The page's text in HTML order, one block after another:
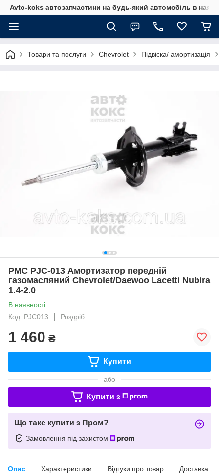
Avto-koks автозапчастини на будь-який автомобіль в
Товари та послуги Chevrolet Підвіска/ амортизація
PMC PJC-013 Амортизатор передній
газомасляний Chevrolet/Daewoo Lacetti Nubira
1.4-2.0
В наявності
Код: PJC013
Роздріб
1 460 ₴
Купити
або
Купити з
Що таке купити з Пром?
Замовлення під захистом
Опис Характеристики Відгуки про товар Доставка